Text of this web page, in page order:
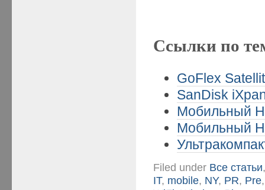
Ссылки по
GoFlex
SanDisk
Мобильный
Мобильный
Filed under Все статьи
IT, mobile, NY, PR, Pre